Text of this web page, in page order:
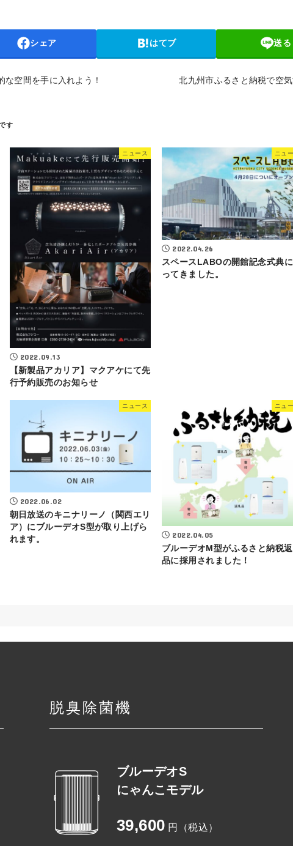
シェア はてブ 送る
な空間を手に入れよう！ 北九州市ふるさと納税で空
ニュース
2022.09.13
【新製品アカリア】マクアケにて先
行予約販売のお知らせ
ニュ
2022.04.26
スペースLABOの開館記念式典
ってきました。
ニュース
2022.06.02
朝日放送のキニナリーノ（関西エリ
ア）にブルーデオS型が取り上げら
れます。
ニュ
2022.04.05
ブルーデオM型がふるさと納税
品に採用されました！
脱臭除菌機
ブルーデオS
にゃんこモデル
39,600 円（税込）